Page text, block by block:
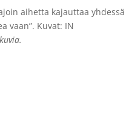
aihetta kajauttaa
vaan”. Kuvat: IN